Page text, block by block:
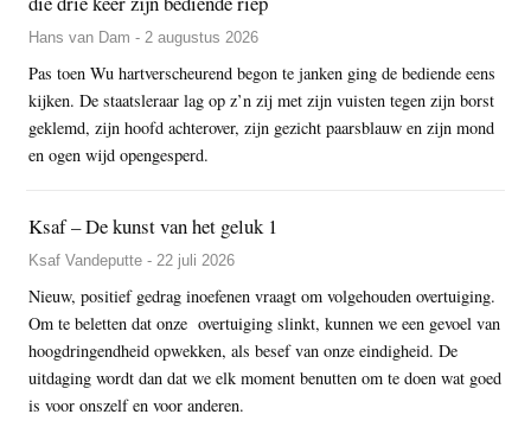
Hans van Dam - 2 augustus 2026
Pas toen Wu hartverscheurend begon te janken ging de bediende eens
kijken. De staatsleraar lag op z’n zij met zijn vuisten tegen zijn borst
geklemd, zijn hoofd achterover, zijn gezicht paarsblauw en zijn mond
en ogen wijd opengesperd.
Ksaf – De kunst van het geluk 1
Ksaf Vandeputte - 22 juli 2026
Nieuw, positief gedrag inoefenen vraagt om volgehouden overtuiging.
Om te beletten dat onze overtuiging slinkt, kunnen we een gevoel van
hoogdringendheid opwekken, als besef van onze eindigheid. De
uitdaging wordt dan dat we elk moment benutten om te doen wat goed
is voor onszelf en voor anderen.